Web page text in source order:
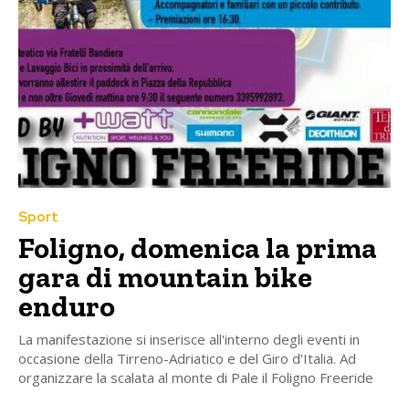
Sport
Foligno, domenica la prima
gara di mountain bike
enduro
La manifestazione si inserisce all'interno degli eventi in
occasione della Tirreno-Adriatico e del Giro d'Italia. Ad
organizzare la scalata al monte di Pale il Foligno Freeride